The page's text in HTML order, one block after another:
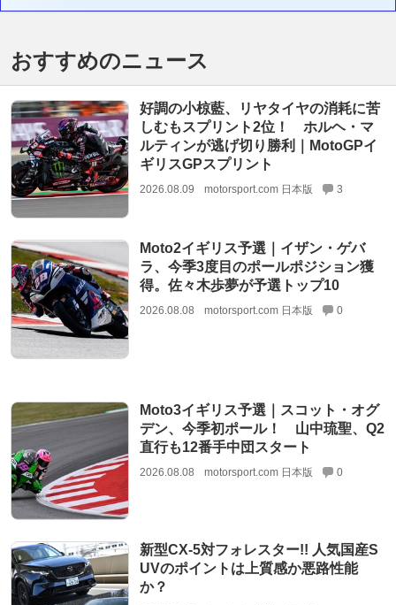
おすすめのニュース
好調の小椋藍、リヤタイヤの消耗に苦
しむもスプリント2位！ ホルヘ・マ
ルティンが逃げ切り勝利｜MotoGPイ
ギリスGPスプリント
2026.08.09 motorsport.com 日本版 3
Moto2イギリス予選｜イザン・ゲバ
ラ、今季3度目のポールポジション獲
得。佐々木歩夢が予選トップ10
2026.08.08 motorsport.com 日本版 0
Moto3イギリス予選｜スコット・オグ
デン、今季初ポール！ 山中琉聖、Q2
直行も12番手中団スタート
2026.08.08 motorsport.com 日本版 0
新型CX-5対フォレスター!! 人気国産S
UVのポイントは上質感か悪路性能
か？